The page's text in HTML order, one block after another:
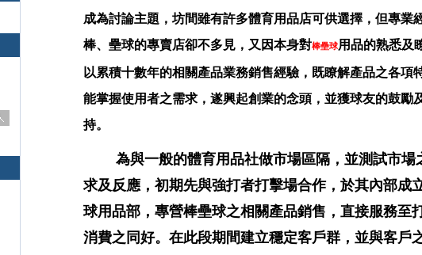
成為討論主題，坊間雖有許多體育用品店可供選擇，但專業
棒、壘球的專賣店卻不多見，又因本身對棒壘球用品的熟悉及
以累積十數年的相關產品業務銷售經驗，既瞭解產品之各項
能掌握使用者之需求，遂興起創業的念頭，並獲球友的鼓勵
持。
為與一般的體育用品社做市場區隔，並測試市場
求及反應，初期先與強打者打擊場合作，於其內部成
球用品部，專營棒壘球之相關產品銷售，直接服務至
消費之同好。在此段期間建立穩定客戶群，並與客戶